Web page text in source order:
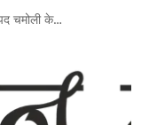
चमोली के…